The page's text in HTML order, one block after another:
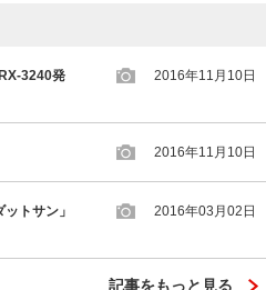
3240発
2016年11月10日
2016年11月10日
トサン」
2016年03月02日
記事をもっと見る